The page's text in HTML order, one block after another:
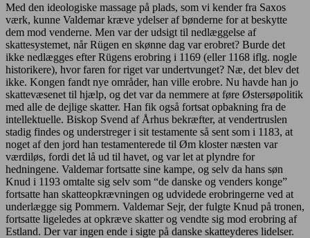
Med den ideologiske massage på plads, som vi kender fra Saxos
værk, kunne Valdemar kræve ydelser af bønderne for at beskytte
dem mod venderne. Men var der udsigt til nedlæggelse af
skattesystemet, når Rügen en skønne dag var erobret? Burde det
ikke nedlægges efter Rügens erobring i 1169 (eller 1168 iflg. nogle
historikere), hvor faren for riget var undertvunget? Næ, det blev det
ikke. Kongen fandt nye områder, han ville erobre. Nu havde han jo
skattevæsenet til hjælp, og det var da nemmere at føre Østersøpolitik
med alle de dejlige skatter. Han fik også fortsat opbakning fra de
intellektuelle. Biskop Svend af Århus bekræfter, at vendertruslen
stadig findes og understreger i sit testamente så sent som i 1183, at
noget af den jord han testamenterede til Øm kloster næsten var
værdiløs, fordi det lå ud til havet, og var let at plyndre for
hedningene. Valdemar fortsatte sine kampe, og selv da hans søn
Knud i 1193 omtalte sig selv som “de danske og venders konge”
fortsatte han skatteopkrævningen og udvidede erobringerne ved at
underlægge sig Pommern. Valdemar Sejr, der fulgte Knud på tronen,
fortsatte ligeledes at opkræve skatter og vendte sig mod erobring af
Estland. Der var ingen ende i sigte på danske skatteyderes lidelser.